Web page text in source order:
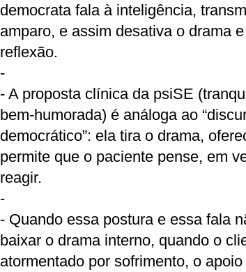
democrata fala à inteligência,
amparo, e assim desativa o drama
reflexão.
- ⁠
- A proposta clínica da psiSE
bem‑humorada) é análoga ao
democrático”: ela tira o drama,
permite que o paciente pense, em
reagir.
- ⁠
- Quando essa postura e essa fala
baixar o drama interno, quando o
atormentado por sofrimento, o